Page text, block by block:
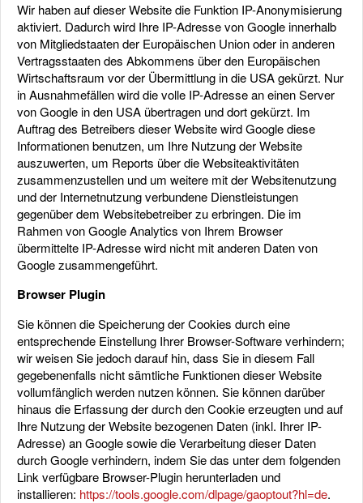
Wir haben auf dieser Website die Funktion IP-Anonymisierung
aktiviert. Dadurch wird Ihre IP-Adresse von Google innerhalb
von Mitgliedstaaten der Europäischen Union oder in anderen
Vertragsstaaten des Abkommens über den Europäischen
Wirtschaftsraum vor der Übermittlung in die USA gekürzt. Nur
in Ausnahmefällen wird die volle IP-Adresse an einen Server
von Google in den USA übertragen und dort gekürzt. Im
Auftrag des Betreibers dieser Website wird Google diese
Informationen benutzen, um Ihre Nutzung der Website
auszuwerten, um Reports über die Websiteaktivitäten
zusammenzustellen und um weitere mit der Websitenutzung
und der Internetnutzung verbundene Dienstleistungen
gegenüber dem Websitebetreiber zu erbringen. Die im
Rahmen von Google Analytics von Ihrem Browser
übermittelte IP-Adresse wird nicht mit anderen Daten von
Google zusammengeführt.
Browser Plugin
Sie können die Speicherung der Cookies durch eine
entsprechende Einstellung Ihrer Browser-Software verhindern;
wir weisen Sie jedoch darauf hin, dass Sie in diesem Fall
gegebenenfalls nicht sämtliche Funktionen dieser Website
vollumfänglich werden nutzen können. Sie können darüber
hinaus die Erfassung der durch den Cookie erzeugten und auf
Ihre Nutzung der Website bezogenen Daten (inkl. Ihrer IP-
Adresse) an Google sowie die Verarbeitung dieser Daten
durch Google verhindern, indem Sie das unter dem folgenden
Link verfügbare Browser-Plugin herunterladen und
installieren: https://tools.google.com/dlpage/gaoptout?hl=de.